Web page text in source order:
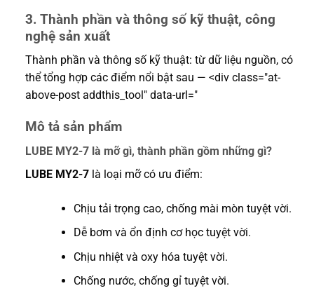
3. Thành phần và thông số kỹ thuật, công
nghệ sản xuất
Thành phần và thông số kỹ thuật: từ dữ liệu nguồn, có
thể tổng hợp các điểm nổi bật sau — <div class="at-
above-post addthis_tool" data-url="
Mô tả sản phẩm
LUBE MY2-7 là mỡ gì, thành phần gồm những gì?
LUBE MY2-7là loại mỡ có ưu điểm:
Chịu tải trọng cao, chống mài mòn tuyệt vời.
Dễ bơm và ổn định cơ học tuyệt vời.
Chịu nhiệt và oxy hóa tuyệt vời.
Chống nước, chống gỉ tuyệt vời.